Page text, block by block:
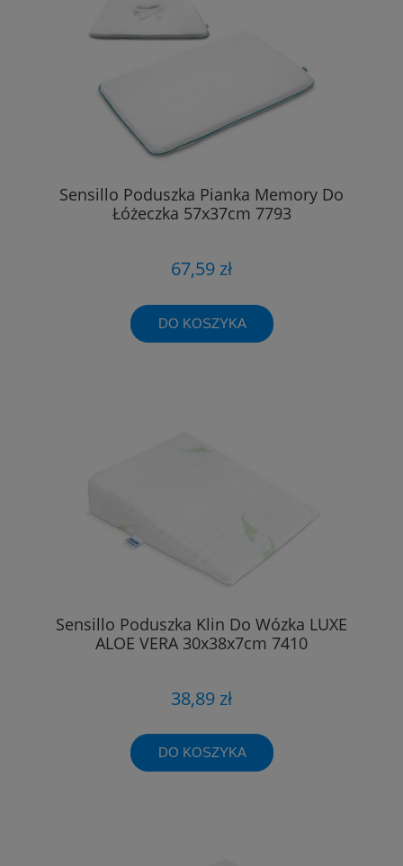
Sensillo Poduszka Pianka Memory Do
Łóżeczka 57x37cm 7793
67,59 zł
DO KOSZYKA
Sensillo Poduszka Klin Do Wózka LUXE
ALOE VERA 30x38x7cm 7410
38,89 zł
DO KOSZYKA